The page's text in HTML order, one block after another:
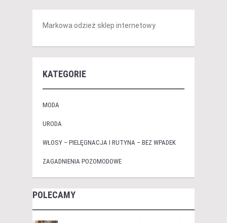
Markowa odzież sklep internetowy
KATEGORIE
MODA
URODA
WŁOSY – PIELĘGNACJA I RUTYNA – BEZ WPADEK
ZAGADNIENIA POZOMODOWE
POLECAMY